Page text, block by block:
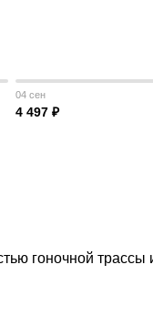
04 сен
4 497 ₽
гоночной